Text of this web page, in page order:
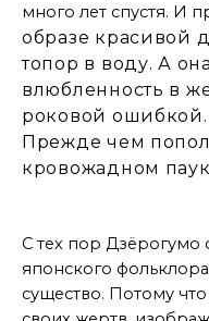
много лет спустя. И
образе красивой
топор в воду. А
влюбленность в
роковой
Прежде чем
кровожадном
С тех пор Дзёрогумо
японского
существо. Потому